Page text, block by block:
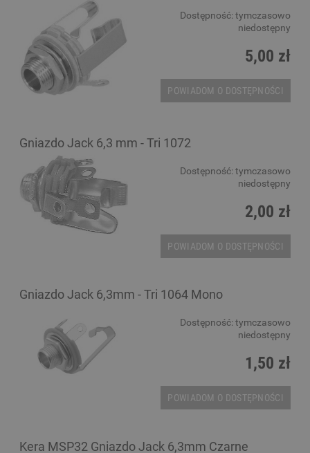
Dostępność: tymczasowo
niedostępny
5,00 zł
POWIADOM O DOSTĘPNOŚCI
Gniazdo Jack 6,3 mm - Tri 1072
Dostępność: tymczasowo
niedostępny
2,00 zł
POWIADOM O DOSTĘPNOŚCI
Gniazdo Jack 6,3mm - Tri 1064 Mono
Dostępność: tymczasowo
niedostępny
1,50 zł
POWIADOM O DOSTĘPNOŚCI
Kera MSP32 Gniazdo Jack 6,3mm Czarne